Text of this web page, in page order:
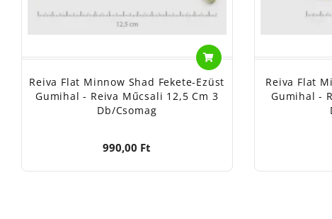
Reiva Flat Minnow Shad Fekete-Ezüst
Gumihal - Reiva Műcsali 12,5 Cm 3
Db/csomag
990,00 Ft
Reiva Flat
Gumihal -